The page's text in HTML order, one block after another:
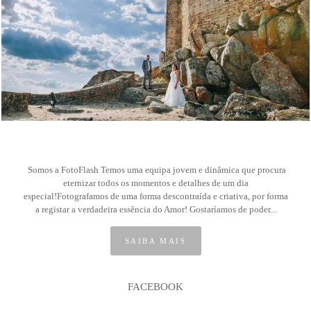
6
Somos a FotoFlash Temos uma equipa jovem e dinâmica que procura
eternizar todos os momentos e detalhes de um dia
especial!Fotografamos de uma forma descontraída e criativa, por forma
a registar a verdadeira essência do Amor! Gostaríamos de poder...
SAIBA MAIS
FACEBOOK